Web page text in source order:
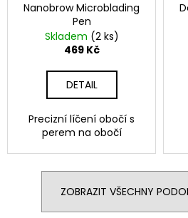
Nanobrow Microblading
Pen
Skladem (2 ks)
469 Kč
DETAIL
Precizní líčení obočí s
perem na obočí
ZOBRAZIT VŠECHNY